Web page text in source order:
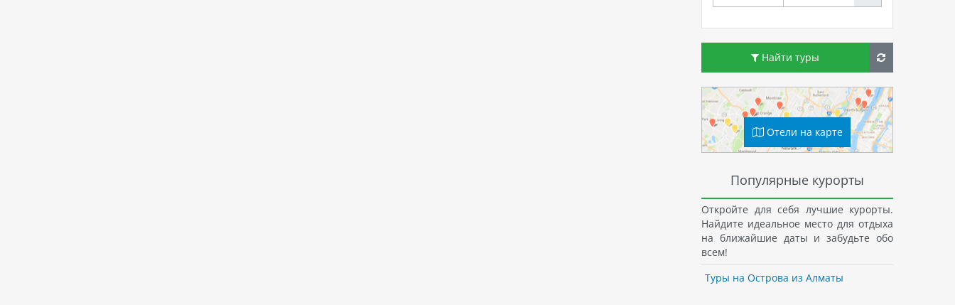
Найти туры
Отели на карте
Популярные курорты
Откройте для себя лучшие курорты.
Найдите идеальное место для отдыха
на ближайшие даты и забудьте обо
всем!
Туры на Острова из Алматы